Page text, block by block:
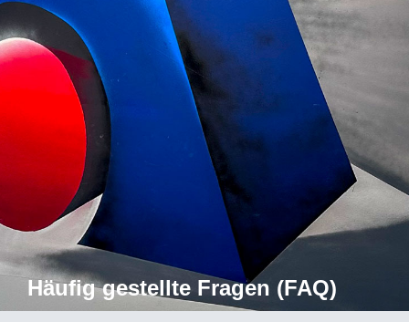
Häufig gestellte Fragen (FAQ)